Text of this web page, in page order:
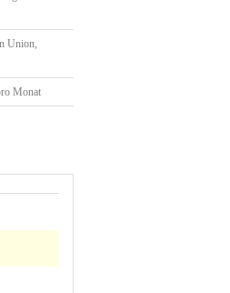
Union,
Monat